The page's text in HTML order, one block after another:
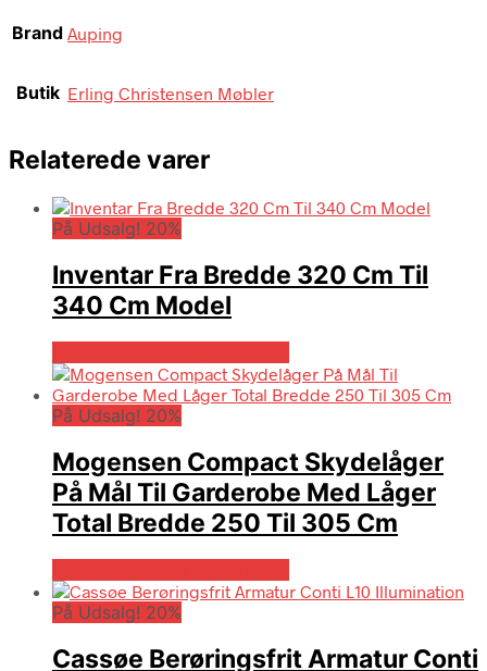
Brand Auping
Butik Erling Christensen Møbler
Relaterede varer
På Udsalg! 20%
Inventar Fra Bredde 320 Cm Til
340 Cm Model
På Udsalg! 20%
Mogensen Compact Skydelåger
På Mål Til Garderobe Med Låger
Total Bredde 250 Til 305 Cm
På Udsalg! 20%
Cassøe Berøringsfrit Armatur Conti